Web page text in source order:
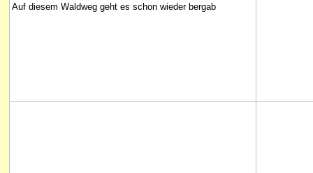
Auf diesem Waldweg geht es schon wieder bergab